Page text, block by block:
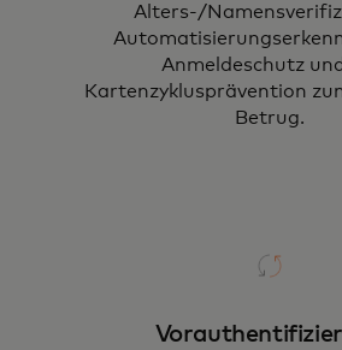
Alters-/
Anmeldeschutz
Kartenzyklusprävention
Betrug.